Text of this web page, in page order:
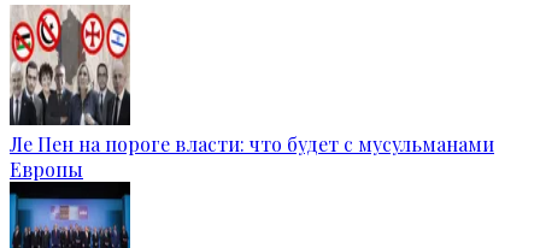
Ле Пен на пороге власти: что будет с мусульманами
Европы